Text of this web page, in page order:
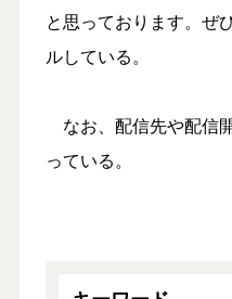
と思っております。ぜ
ルしている。
なお、配信先や配信
っている。